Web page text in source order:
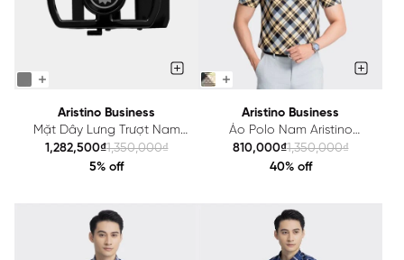
Aristino Business
Mặt Dây Lưng Trượt Nam
Aristino Business 1BK0070Z2
1,282,500₫1,350,000₫
5% off
Aristino Business
Áo Polo Nam Aristino
Business 1PS030AZ
810,000₫1,350,000₫
40% off